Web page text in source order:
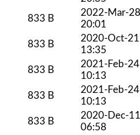
833 B
2022-Mar-28
20:01
833 B
2020-Oct-21
13:35
833 B
2021-Feb-24
10:13
833 B
2021-Feb-24
10:13
833 B
2020-Dec-11
06:58